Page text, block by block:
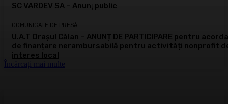
SC VARDEV SA – Anunţ public
COMUNICATE DE PRESĂ
U.A.T Orașul Călan – ANUNȚ DE PARTICIPARE pentru
de finanțare nerambursabilă pentru activități nonprofit
interes local
Încărcați mai multe